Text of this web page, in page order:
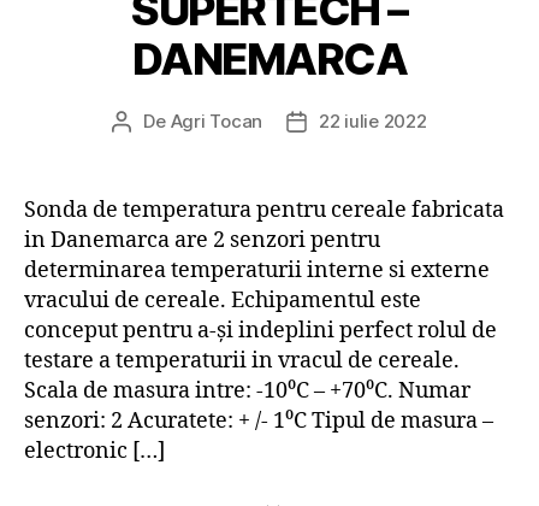
DANEMARCA
Autor
De Agri Tocan
Dată22 iulie 2022
Sonda de temperatura pentru cereale fabricata
in Danemarca are 2 senzori pentru
determinarea temperaturii interne si externe
vracului de cereale. Echipamentul este
conceput pentru a-și indeplini perfect rolul de
testare a temperaturii in vracul de cereale.
Scala de masura intre: -10⁰C – +70⁰C. Numar
senzori: 2 Acuratete: + /- 1⁰C Tipul de masura –
electronic […]